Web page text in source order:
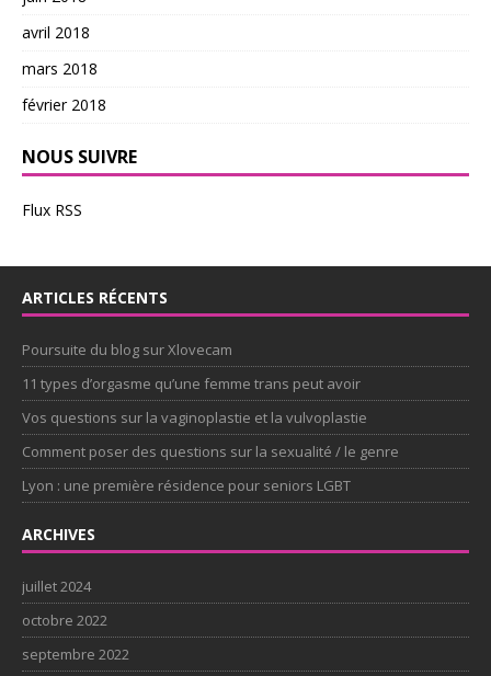
avril 2018
mars 2018
février 2018
NOUS SUIVRE
Flux RSS
ARTICLES RÉCENTS
Poursuite du blog sur Xlovecam
11 types d’orgasme qu’une femme trans peut avoir
Vos questions sur la vaginoplastie et la vulvoplastie
Comment poser des questions sur la sexualité / le genre
Lyon : une première résidence pour seniors LGBT
ARCHIVES
juillet 2024
octobre 2022
septembre 2022